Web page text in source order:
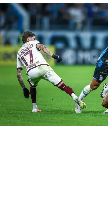
estrutura com dois
de área, transformou os
meia-central e os dois
time ganhou
amplitude lateral e
Apesar da ressalva em
é preciso reconhecer que
mecânica. No próximo
Coritiba, em um teste de
trabalho evolua, é